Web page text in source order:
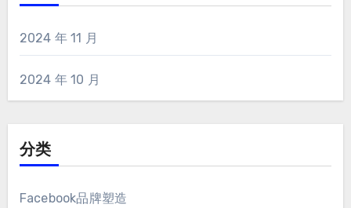
2024 年 11 月
2024 年 10 月
分类
Facebook品牌塑造